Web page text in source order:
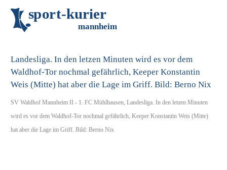
sport-kurier
mannheim
SV Waldhof Mannheim II - 1. FC Mühlhausen, Landesliga. In den letzen Minuten
wird es vor dem Waldhof-Tor nochmal gefährlich, Keeper Konstantin Weis (Mitte)
hat aber die Lage im Griff. Bild: Berno Nix